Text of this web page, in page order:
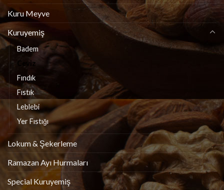
Kuru Meyve
Kuruyemiş
Badem
Ceviz
Fındık
Fıstık
Leblebi
Yer Fıstığı
Lokum & Şekerleme
Ramazan Ayı Hurmaları
Special Kuruyemiş